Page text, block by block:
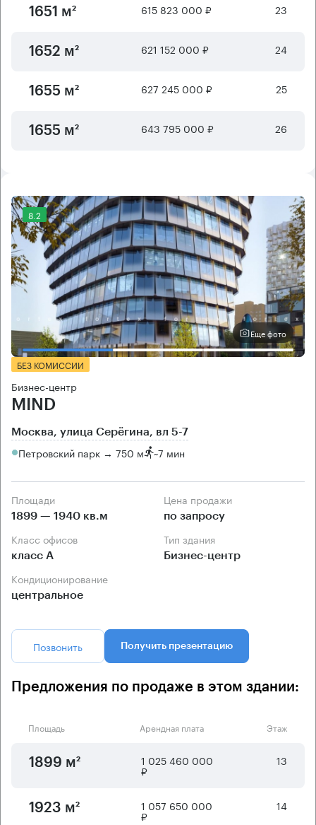
1651 м² 615 823 000 ₽ 23
1652 м² 621 152 000 ₽ 24
1655 м² 627 245 000 ₽ 25
1655 м² 643 795 000 ₽ 26
8.2
Еще фото
БЕЗ КОМИССИИ
Бизнес-центр
MIND
Москва, улица Серёгина, вл 5-7
Петровский парк → 750 м ~7 мин
Площади
1899 — 1940 кв.м
Цена продажи
по запросу
Класс офисов
класс А
Тип здания
Бизнес-центр
Кондиционирование
центральное
Позвонить Получить презентацию
Предложения по продаже в этом здании:
Площадь Арендная плата Этаж
1899 м² 1 025 460 000
₽
13
1923 м² 1 057 650 000
₽
14